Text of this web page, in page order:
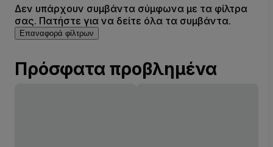
Δεν υπάρχουν συμβάντα σύμφωνα με τα φίλτρα
σας. Πατήστε για να δείτε όλα τα συμβάντα.
Επαναφορά φίλτρων
Πρόσφατα προβλημένα